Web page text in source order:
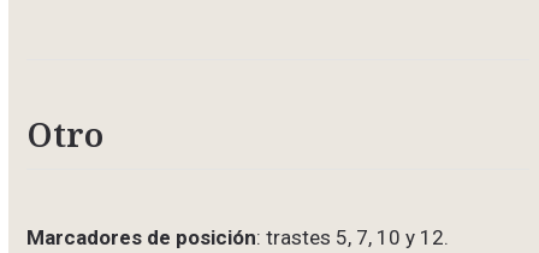
Otro
Marcadores de posición: trastes 5, 7, 10 y 12.